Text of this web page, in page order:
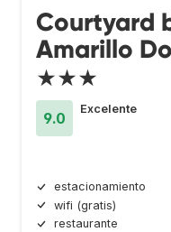
Courtyard
Amarillo
★★★
9.0
Excelente
estacionamiento
wifi (gratis)
restaurante